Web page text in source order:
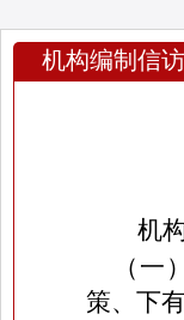
机构编制信
机
（一
策、下